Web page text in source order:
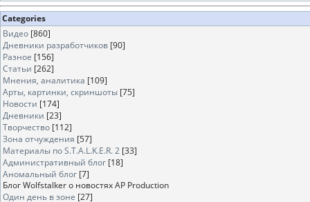
Categories
Видео [860]
Дневники разработчиков [90]
Разное [156]
Статьи [262]
Мнения, аналитика [109]
Арты, картинки, скриншоты [75]
Новости [174]
Дневники [23]
Творчество [112]
Зона отчуждения [57]
Материалы по S.T.A.L.K.E.R. 2 [33]
Административный блог [18]
Аномальный блог [7]
Блог Wolfstalker о новостях AP Production
Один день в зоне [27]